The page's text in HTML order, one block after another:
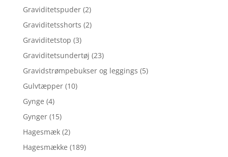
Graviditetspuder (2)
Graviditetsshorts (2)
Graviditetstop (3)
Graviditetsundertøj (23)
Gravidstrømpebukser og leggings (5)
Gulvtæpper (10)
Gynge (4)
Gynger (15)
Hagesmæk (2)
Hagesmække (189)